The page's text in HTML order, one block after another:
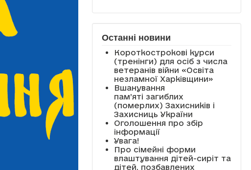
Останні новини
Короткострокові курси
(тренінги) для осіб з числа
ветеранів війни «Освіта
незламної Харківщини»
Вшанування
пам’яті загиблих
(померлих) Захисників і
Захисниць України
Оголошення про збір
інформації
Увага!
Про сімейні форми
влаштування дітей-сиріт та
дітей, позбавлених